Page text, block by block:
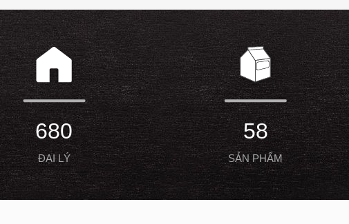
680
ĐẠI LÝ
58
SẢN PHẨM